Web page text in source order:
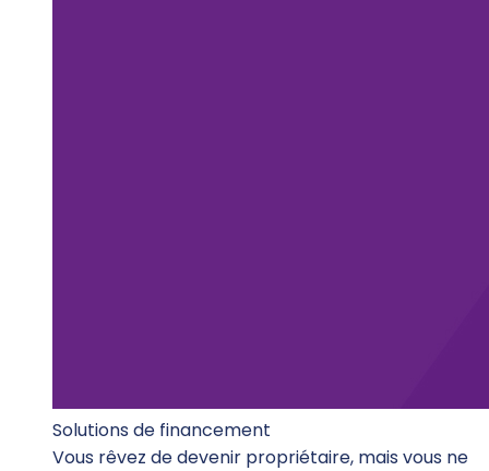
Solutions de financement
Vous rêvez de devenir propriétaire, mais vous ne